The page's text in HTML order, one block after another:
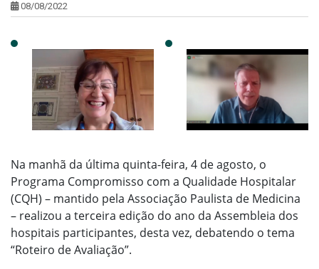
08/08/2022
Na manhã da última quinta-feira, 4 de agosto, o
Programa Compromisso com a Qualidade Hospitalar
(CQH) – mantido pela Associação Paulista de Medicina
– realizou a terceira edição do ano da Assembleia dos
hospitais participantes, desta vez, debatendo o tema
“Roteiro de Avaliação”.